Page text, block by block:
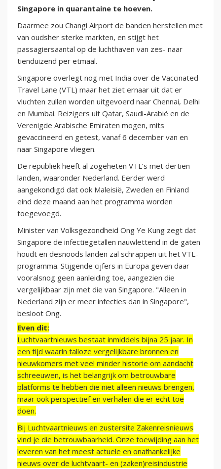
Singapore in quarantaine te hoeven.
Daarmee zou Changi Airport de banden herstellen met
van oudsher sterke markten, en stijgt het
passagiersaantal op de luchthaven van zes- naar
tienduizend per etmaal.
Singapore overlegt nog met India over de Vaccinated
Travel Lane (VTL) maar het ziet ernaar uit dat er
vluchten zullen worden uitgevoerd naar Chennai, Delhi
en Mumbai. Reizigers uit Qatar, Saudi-Arabië en de
Verenigde Arabische Emiraten mogen, mits
gevaccineerd en getest, vanaf 6 december van en
naar Singapore vliegen.
De republiek heeft al zogeheten VTL’s met dertien
landen, waaronder Nederland. Eerder werd
aangekondigd dat ook Maleisië, Zweden en Finland
eind deze maand aan het programma worden
toegevoegd.
Minister van Volksgezondheid Ong Ye Kung zegt dat
Singapore de infectiegetallen nauwlettend in de gaten
houdt en desnoods landen zal schrappen uit het VTL-
programma. Stijgende cijfers in Europa geven daar
vooralsnog geen aanleiding toe, aangezien die
vergelijkbaar zijn met die van Singapore. "Alleen in
Nederland zijn er meer infecties dan in Singapore",
besloot Ong.
Even dit:
Luchtvaartnieuws bestaat inmiddels bijna 25 jaar. In
een tijd waarin talloze vergelijkbare bronnen en
nieuwkomers met veel minder historie om aandacht
schreeuwen, is het belangrijk om betrouwbare
platforms te hebben die niet alleen nieuws brengen,
maar ook perspectief en verhalen die er echt toe
doen.
Bij Luchtvaartnieuws en zustersite Zakenreisnieuws
vind je die betrouwbaarheid. Onze toewijding aan het
leveren van het meest actuele en onafhankelijke
nieuws over de luchtvaart- en (zaken)reisindustrie